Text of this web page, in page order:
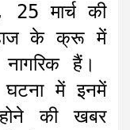
25 मार्च की
के क्रू में
हैं।
घटना में इनमें
की खबर